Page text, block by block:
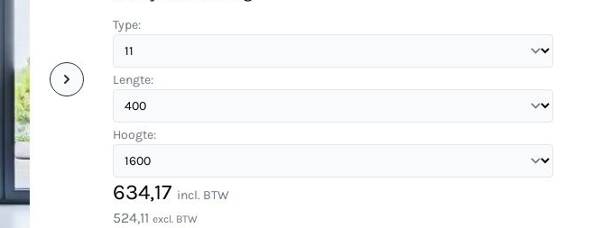
Type:
Lengte:
Hoogte:
634,17 incl. BTW
524,11 excl. BTW